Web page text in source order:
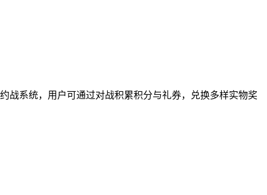
战系统，用户可通过对战积累积分与礼券，兑换多样实物奖